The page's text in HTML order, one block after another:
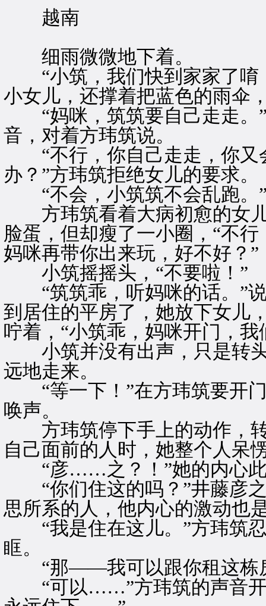
越南
细雨微微地下着。
“小筑，我们快到家家了唷
小女儿，还撑着把蓝色的雨伞
“妈咪，筑筑要自己走走。”
音，对着方玮筑说。
“不行，你自己走走，你又
办？”方玮筑拒绝女儿的要求。
“不会，小筑筑不会乱跑。”
方玮筑看着大病初愈的女儿
脸蛋，但却瘦了一小圈，“不
妈咪再带你出来玩，好不好？”
小筑摇摇头，“不要啦！”
“筑筑乖，听妈咪的话。”说
到居住的平房了，她放下女儿
咛着，“小筑乖，妈咪开门，我
小筑并没有出声，只是转头
远地走来。
“等一下！”在方玮筑要开门
唤声。
方玮筑停下手上的动作，转
自己面前的人时，她整个人呆
“彦……之？！”她的内心此
“你们住这的吗？”井藤彦之
思所系的人，他内心的激动也
“我是住在这儿。”方玮筑忍
眶。
“那——我可以跟你租这栋
“可以……”方玮筑的声音开